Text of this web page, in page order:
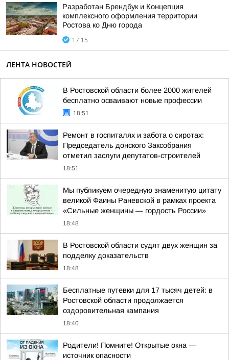
Разработан Брендбук и Концепция
комплексного оформления территории
Ростова ко Дню города
17:15
ЛЕНТА НОВОСТЕЙ
В Ростовской области более 2000 жителей
бесплатно осваивают новые профессии
18:51
Ремонт в госпиталях и забота о сиротах:
Председатель донского Заксобрания
отметил заслуги депутатов-строителей
18:51
Мы публикуем очередную знаменитую цитату
великой Фаины Раневской в рамках проекта
«Сильные женщины — гордость России»
18:48
В Ростовской области судят двух женщин за
подделку доказательств
18:48
Бесплатные путевки для 17 тысяч детей: в
Ростовской области продолжается
оздоровительная кампания
18:40
Родители! Помните! Открытые окна —
источник опасности